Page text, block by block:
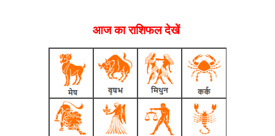
आज का राशिफल देखें